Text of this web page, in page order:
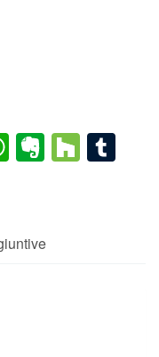
WhatsApp
Evernote